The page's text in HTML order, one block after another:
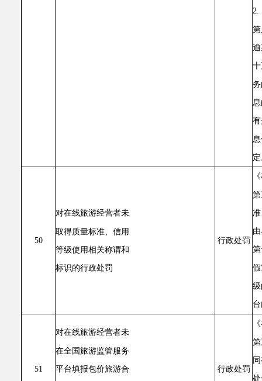
2.
50
对在线旅游经营者未
取得质量标准、信用
等级使用相关称谓和
标识的行政处罚
行政处罚
51
对在线旅游经营者未
在全国旅游监管服务
平台填报包价旅游合 行政处罚